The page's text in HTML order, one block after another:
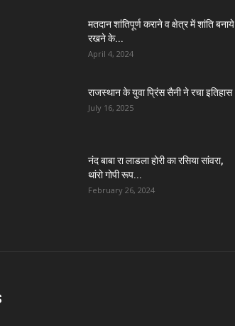
मतदान शांतिपूर्ण कराने व क्षेत्र में शांति बनाये
रखने के...
April 4, 2024
राजस्थान के युवा प्रिंस सैनी ने रचा इतिहास
July 16, 2025
नंद बाबा रा लाडला होरी का रसिया सांवरा,
थांरो गोपी रूप...
February 26, 2024